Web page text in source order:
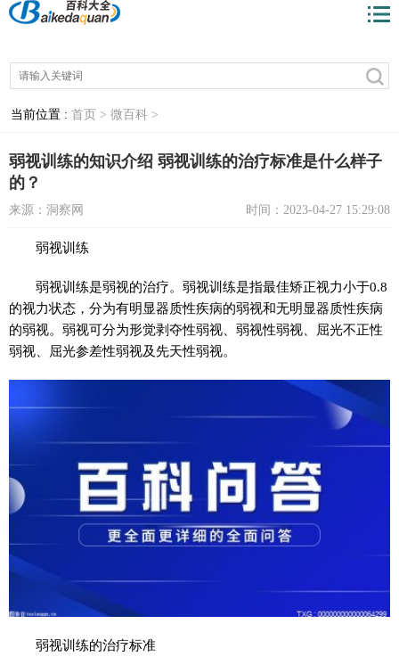
当前位置 : 首页 > 微百科 >
弱视训练的知识介绍 弱视训练的治疗标准是什么样子
的？
来源：洞察网 时间：2023-04-27 15:29:08
弱视训练
弱视训练是弱视的治疗。弱视训练是指最佳矫正视力小于0.8
的视力状态，分为有明显器质性疾病的弱视和无明显器质性疾病
的弱视。弱视可分为形觉剥夺性弱视、弱视性弱视、屈光不正性
弱视、屈光参差性弱视及先天性弱视。
弱视训练的治疗标准